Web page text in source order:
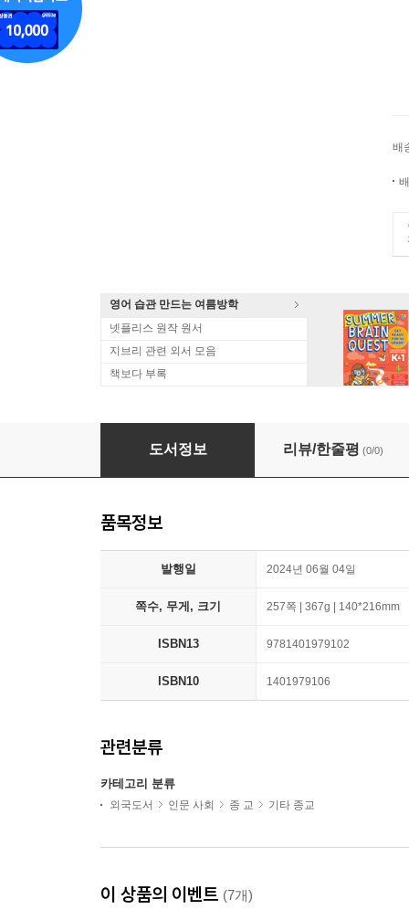
배
영어 습관 만드는 여름방학
넷플리스 원작 원서
지브리 관련 외서 모음
책보다 부록
The Hidden Power of Your Past Lives:
도서정보 리뷰/한줄평 (0/0)
품목정보
발행일 2024년 06월 04일
쪽수, 무게, 크기 257쪽 | 367g | 140*216mm
ISBN13 9781401979102
ISBN10 1401979106
관련분류
카테고리 분류
외국도서 인문 사회 종 교 기타 종교
이 상품의 이벤트 (7개)